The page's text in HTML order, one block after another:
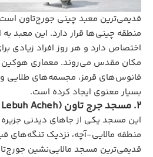
قدیمی‌ترین معبد چینی جورج‌تاون
منطقه چینی‌ها قرار دارد. این معبد
اختصاص دارد و هر روز افراد زیادی
مکان مقدس می‌روند. معماری هوکین
فانوس‌های قرمز، مجسمه‌های طلایی و
بسیار معنوی ایجاد کرده است.
2. مسجد جرج تاون (Masjid Melayu Lebuh Acheh)
این مسجد یکی از جاهای دیدنی
منطقه مالایی-آچه، نزدیک تنگه‌های
قدیمی‌ترین مسجد مالایی‌نشین